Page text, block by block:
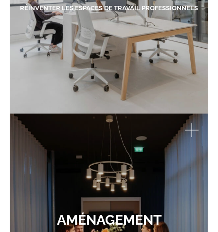
RÉINVENTER LES ESPACES DE TRAVAIL PROFESSIONNELS
AMÉNAGEMENT